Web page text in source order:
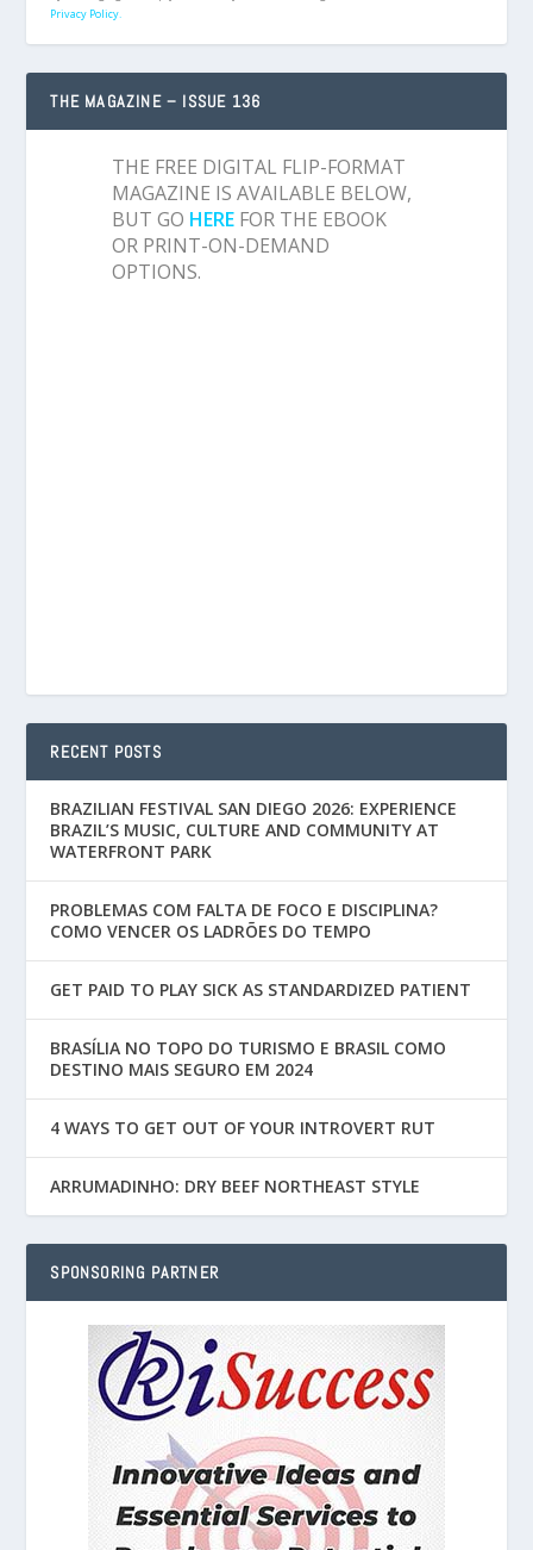
Privacy Policy.
THE MAGAZINE – ISSUE 136
THE FREE DIGITAL FLIP-FORMAT
MAGAZINE IS AVAILABLE BELOW,
BUT GO HERE FOR THE EBOOK
OR PRINT-ON-DEMAND
OPTIONS.
RECENT POSTS
BRAZILIAN FESTIVAL SAN DIEGO 2026: EXPERIENCE
BRAZIL’S MUSIC, CULTURE AND COMMUNITY AT
WATERFRONT PARK
PROBLEMAS COM FALTA DE FOCO E DISCIPLINA?
COMO VENCER OS LADRÕES DO TEMPO
GET PAID TO PLAY SICK AS STANDARDIZED PATIENT
BRASÍLIA NO TOPO DO TURISMO E BRASIL COMO
DESTINO MAIS SEGURO EM 2024
4 WAYS TO GET OUT OF YOUR INTROVERT RUT
ARRUMADINHO: DRY BEEF NORTHEAST STYLE
SPONSORING PARTNER